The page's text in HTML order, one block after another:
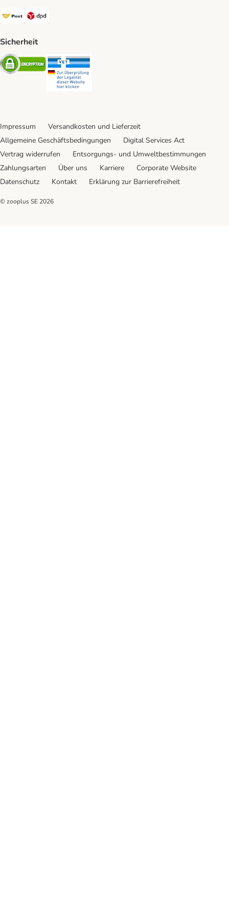
Österreichische Post Shipping Method
Sicherheit
Security
Impressum
Versandkosten und Lieferzeit
Allgemeine Geschäftsbedingungen
Digital Services Act
Vertrag widerrufen
Entsorgungs- und Umweltbestimmungen
Zahlungsarten
Über uns Karriere
Corporate Website
Datenschutz
Kontakt Erklärung zur Barrierefreiheit
© zooplus SE 2026